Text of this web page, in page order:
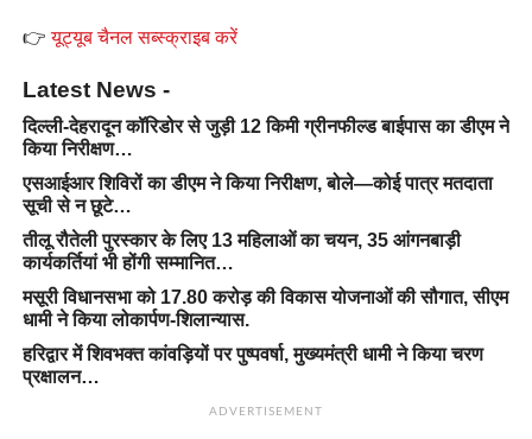
👉यूट्यूब चैनल सब्स्क्राइब करें
Latest News -
दिल्ली-देहरादून कॉरिडोर से जुड़ी 12 किमी ग्रीनफील्ड बाईपास का डीएम ने
किया निरीक्षण…
एसआईआर शिविरों का डीएम ने किया निरीक्षण, बोले—कोई पात्र मतदाता
सूची से न छूटे…
तीलू रौतेली पुरस्कार के लिए 13 महिलाओं का चयन, 35 आंगनबाड़ी
कार्यकर्तियां भी होंगी सम्मानित…
मसूरी विधानसभा को 17.80 करोड़ की विकास योजनाओं की सौगात, सीएम
धामी ने किया लोकार्पण-शिलान्यास.
हरिद्वार में शिवभक्त कांवड़ियों पर पुष्पवर्षा, मुख्यमंत्री धामी ने किया चरण
प्रक्षालन…
ADVERTISEMENT